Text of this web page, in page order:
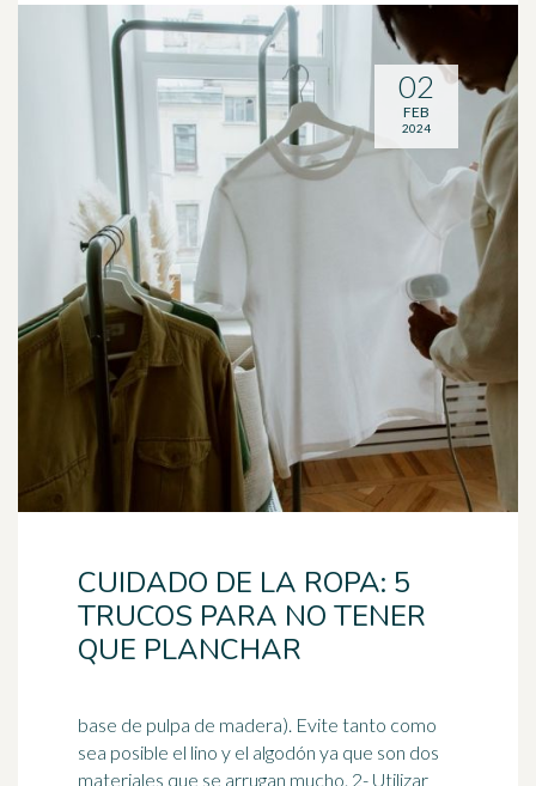
CUIDADO DE LA ROPA: 5
TRUCOS PARA NO TENER
QUE PLANCHAR
base de pulpa de madera). Evite tanto como
sea posible el lino y el algodón ya que son dos
materiales que se arrugan mucho. 2- Utilizar
02
FEB
2024